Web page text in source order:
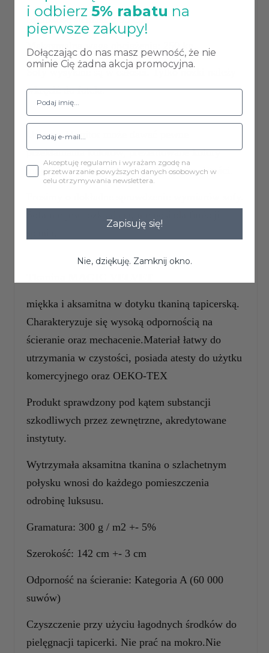
Szerokość siedziska: 93 cm,
Maksymalna waga obciążenia: 250 kg.
Sofy wysyłane są w całości. Tylko nóżki należy
wkręcić do fotela.
Uwaga:Monitor może dawać pewne
przekłamania kolorów, prezentowane kolory
mogą się nieznacznie różnić od rzeczywistości.
miękka i aksamitna w dotyku tkaniną tapicerską.
Charakteryzuje się wysoką odpornością na
ścieranie oraz mechacenie.Materiał łatwy do
utrzymania w czystości, posiada atesty do użytku
komercyjnego oraz OEKO-TEX
Produkt sprawdzony pod kątem substancji
szkodliwych przez zewnętrzne, akredytowane
instytuty.
Wytrzymała aksamitna tkanina o szlachetnym
połysku wnosi do każdego pomieszczenia
odrobinę luksusu.
Gramatura: 300 g / m2 +- 5%
Szerokość: 142 cm +- 3 cm
Odporność na ścieranie: Kategoria A (60 000
suwów)
Czyszczenie przy użyciu łagodnych środków do
pielęgnacji tapicerki. Nie prać na mokro.Nie
i odbierz 5% rabatu na
pierwsze zakupy!
Dołączając do nas masz pewność, że nie
ominie Cię żadna akcja promocyjna.
Akceptuję regulamin i wyrażam zgodę na
przetwarzanie powyższych danych osobowych w
celu otrzymywania newslettera.
Zapisuję się!
Nie, dziękuję. Zamknij okno.